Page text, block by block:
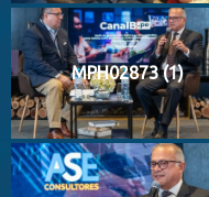
MPH02873 (1)